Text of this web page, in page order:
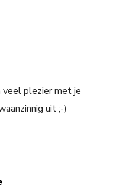
veel plezier met je
uit ;-)
says: